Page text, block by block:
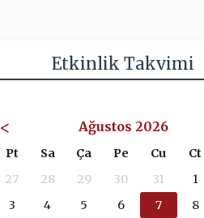
Etkinlik Takvimi
< Ağustos 2026
Pt Sa Ça Pe Cu Ct
27
28 29 30 31 1
3
4 5 6 7 8